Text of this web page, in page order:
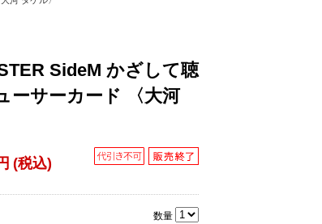
SideM かざして聴
ーサーカード 〈大河
(税込)
数量